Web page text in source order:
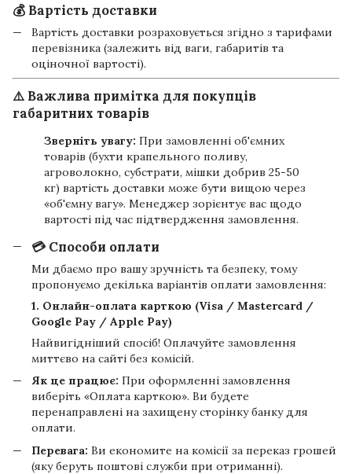
💰 Вартість доставки
Вартість доставки розраховується згідно з тарифами
перевізника (залежить від ваги, габаритів та
оціночної вартості).
⚠️ Важлива примітка для покупців
габаритних товарів
Зверніть увагу: При замовленні об'ємних
товарів (бухти крапельного поливу,
агроволокно, субстрати, мішки добрив 25-50
кг) вартість доставки може бути вищою через
«об'ємну вагу». Менеджер зорієнтує вас щодо
вартості під час підтвердження замовлення.
💳 Способи оплати
Ми дбаємо про вашу зручність та безпеку, тому
пропонуємо декілька варіантів оплати замовлення:
1. Онлайн-оплата карткою (Visa / Mastercard /
Google Pay / Apple Pay)
Найвигідніший спосіб! Оплачуйте замовлення
миттєво на сайті без комісій.
Як це працює: При оформленні замовлення
виберіть «Оплата карткою». Ви будете
перенаправлені на захищену сторінку банку для
оплати.
Перевага: Ви економите на комісії за переказ грошей
(яку беруть поштові служби при отриманні).